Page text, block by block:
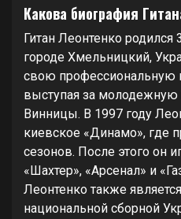
Какова биография
Гитан Леонтенко родился
городе Хмельницкий,
свою профессиональную
выступая за молодежную
Винницы. В 1997 году
киевское «Динамо», где
сезонов. После этого он
«Шахтер», «Арсенал» и
Леонтенко также
национальной сборной